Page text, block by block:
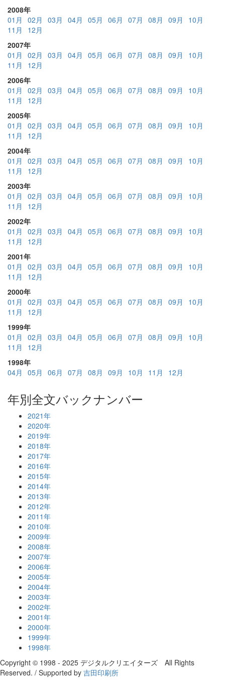
2008年
01月
02月 03月 04月 05月 06月 07月 08月 09月
10月
11月
12月
2007年
01月
02月 03月 04月 05月 06月 07月 08月 09月
10月
11月
12月
2006年
01月
02月 03月 04月 05月 06月 07月 08月 09月
10月
11月
12月
2005年
01月
02月 03月 04月 05月 06月 07月 08月 09月
10月
11月
12月
2004年
01月
02月 03月 04月 05月 06月 07月 08月 09月
10月
11月
12月
2003年
01月
02月 03月 04月 05月 06月 07月 08月 09月
10月
11月
12月
2002年
01月
02月 03月 04月 05月 06月 07月 08月 09月
10月
11月
12月
2001年
01月
02月 03月 04月 05月 06月 07月 08月 09月
10月
11月
12月
2000年
01月
02月 03月 04月 05月 06月 07月 08月 09月
10月
11月
12月
1999年
01月
02月 03月 04月 05月 06月 07月 08月 09月
10月
11月
12月
1998年
04月
05月 06月 07月 08月 09月 10月 11月 12月
年別全文バックナンバー
2021年
2020年
2019年
2018年
2017年
2016年
2015年
2014年
2013年
2012年
2011年
2010年
2009年
2008年
2007年
2006年
2005年
2004年
2003年
2002年
2001年
2000年
1999年
1998年
Copyright © 1998 - 2025 デジタルクリエイターズ All Rights
Reserved. / Supported by 吉田印刷所